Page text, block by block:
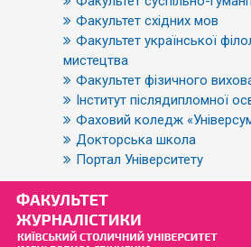
Факультет східних мов
Факультет української
мистецтва
Факультет фізичного
Інститут післядипломної
Фаховий коледж
Докторська школа
Портал Університету